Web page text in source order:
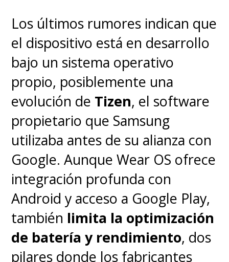
Los últimos rumores indican que
el dispositivo está en desarrollo
bajo un sistema operativo
propio, posiblemente una
evolución de Tizen, el software
propietario que Samsung
utilizaba antes de su alianza con
Google. Aunque Wear OS ofrece
integración profunda con
Android y acceso a Google Play,
también limita la optimización
de batería y rendimiento, dos
pilares donde los fabricantes